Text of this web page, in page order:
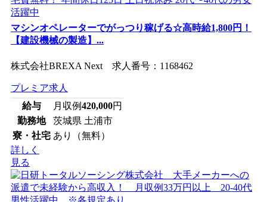
マシンオペレーターでがっつり稼げる☆高時給1,800円！
【建設機械の製造】...
株式会社BREXA Next 求人番号：1168462
プレミア求人
給与
月収例420,000円
勤務地
茨城県 土浦市
寮・社宅 あり（無料）
詳しく
見る